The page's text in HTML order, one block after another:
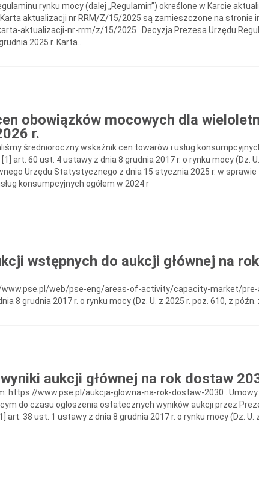
rynku mocy (dalej „Regulamin”) określone w Karcie
aktualizacji nr RRM/Z/15/2025 są zamieszczone na stronie
aktualizacji-nr-rrm/z/15/2025 . Decyzja Prezesa Urzędu
2025 r. Karta...
obowiązków mocowych dla
r.
średnioroczny wskaźnik cen towarów i usług
art. 60 ust. 4 ustawy z dnia 8 grudnia 2017 r. o rynku mocy (Dz. U.
Urzędu Statystycznego z dnia 15 stycznia 2025 r. w sprawie
konsumpcyjnych ogółem w 2024 r
wstępnych do aukcji głównej na
web/pse-eng/areas-of-activity/capacity-market/pre-
8 grudnia 2017 r. o rynku mocy (Dz. U. z 2025 r. poz. 610, z późn.
aukcji głównej na rok dostaw
https://www.pse.pl/aukcja-glowna-na-rok-dostaw-2030 .
do czasu ogłoszenia ostatecznych wyników aukcji przez
art. 38 ust. 1 ustawy z dnia 8 grudnia 2017 r. o rynku mocy (Dz. U.